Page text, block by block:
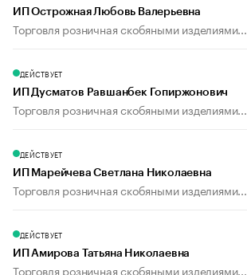
ИП Острожная Любовь Валерьевна
Торговля розничная скобяными изделиями...
ДЕЙСТВУЕТ
ИП Дусматов Равшанбек Гопиржонович
Торговля розничная скобяными изделиями...
ДЕЙСТВУЕТ
ИП Марейчева Светлана Николаевна
Торговля розничная скобяными изделиями...
ДЕЙСТВУЕТ
ИП Амирова Татьяна Николаевна
Торговля розничная скобяными изделиями...